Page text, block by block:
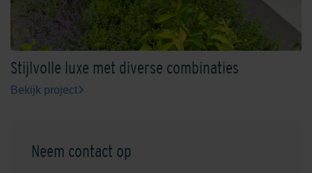
Stijlvolle luxe met diverse combinaties
Bekijk project
Neem contact op